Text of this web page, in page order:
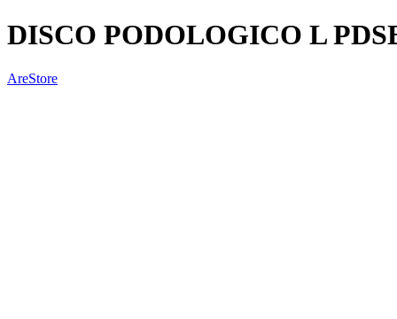
DISCO PODOLOGICO L
AreStore